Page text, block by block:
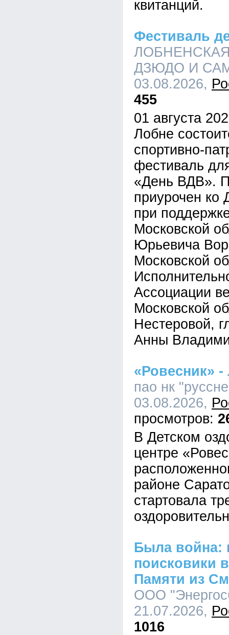
квитанций.
Фестиваль
ДЗЮДО И
03.08.2026,
455
01 августа
Лобне
спортивно-
фестиваль
«День ВДВ».
приурочен
при
Московской
Юрьевича
Московской
Ассоциации
Московской
Нестеровой,
Анны
«Ровесник» -
пао нк
03.08.2026,
В Детском
центре
районе
стартовала
Была война:
поисковики
Памяти из
ООО
21.07.2026,
1016